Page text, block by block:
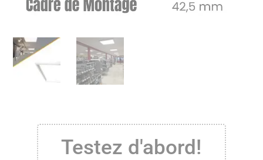
Testez d'abord!